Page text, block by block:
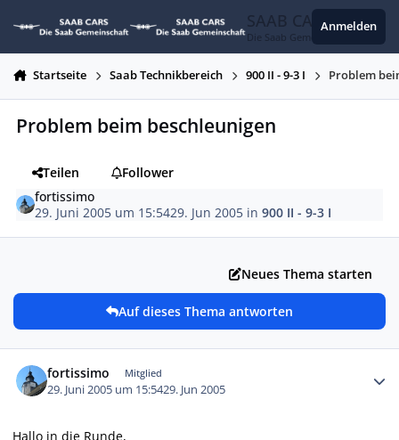
SAAB CARS
Die Saab Gemeinschaft
Anmelden
Startseite Saab Technikbereich 900 II - 9-3 I Problem
Problem beim beschleunigen
Teilen
Follower
fortissimo
29. Juni 2005 um 15:5429. Jun 2005 in900 II - 9-3 I
Neues Thema starten
Auf dieses Thema antworten
fortissimo Mitglied
29. Juni 2005 um 15:5429. Jun 2005
Hallo in die Runde,